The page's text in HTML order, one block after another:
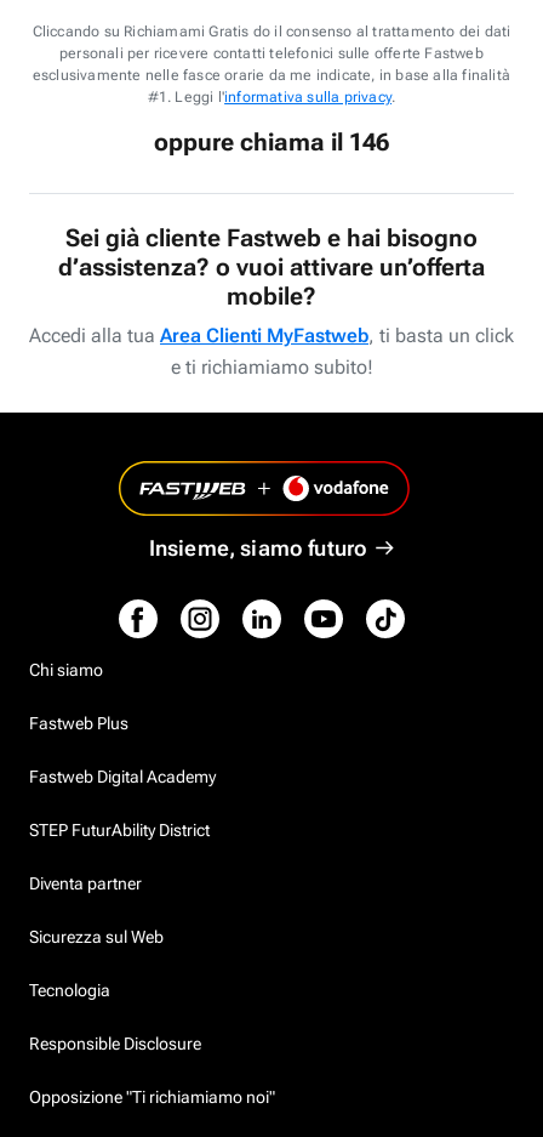
Cliccando su Richiamami Gratis do il consenso al trattamento dei dati
personali per ricevere contatti telefonici sulle offerte Fastweb
esclusivamente nelle fasce orarie da me indicate, in base alla finalità
#1. Leggi l'informativa sulla privacy.
oppure chiama il 146
Sei già cliente Fastweb e hai bisogno
d’assistenza? o vuoi attivare un’offerta
mobile?
Accedi alla tua Area Clienti MyFastweb, ti basta un click
e ti richiamiamo subito!
Insieme, siamo futuro
Chi siamo
Fastweb Plus
Fastweb Digital Academy
STEP FuturAbility District
Diventa partner
Sicurezza sul Web
Tecnologia
Responsible Disclosure
Opposizione "Ti richiamiamo noi"